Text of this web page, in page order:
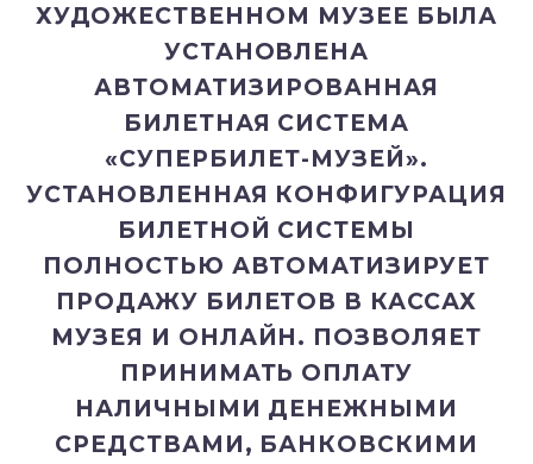
ХУДОЖЕСТВЕННОМ МУЗЕЕ БЫЛА
УСТАНОВЛЕНА
АВТОМАТИЗИРОВАННАЯ
БИЛЕТНАЯ СИСТЕМА
«СУПЕРБИЛЕТ-МУЗЕЙ».
УСТАНОВЛЕННАЯ КОНФИГУРАЦИЯ
БИЛЕТНОЙ СИСТЕМЫ
ПОЛНОСТЬЮ АВТОМАТИЗИРУЕТ
ПРОДАЖУ БИЛЕТОВ В КАССАХ
МУЗЕЯ И ОНЛАЙН. ПОЗВОЛЯЕТ
ПРИНИМАТЬ ОПЛАТУ
НАЛИЧНЫМИ ДЕНЕЖНЫМИ
СРЕДСТВАМИ, БАНКОВСКИМИ